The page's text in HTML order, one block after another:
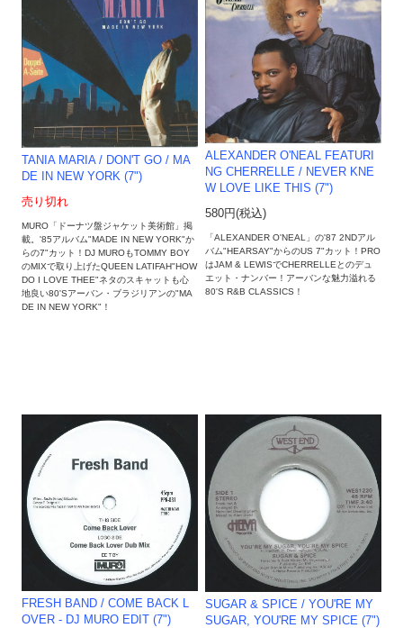
TANIA MARIA / DON'T GO / MA
DE IN NEW YORK (7")
売り切れ
MURO「ドーナツ盤ジャケット美術館」掲
載。'85アルバム"MADE IN NEW YORK"か
らの7"カット！DJ MUROもTOMMY BOY
のMIXで取り上げたQUEEN LATIFAH"HOW
DO I LOVE THEE"ネタのスキャットも心
地良い80'Sアーバン・ブラジリアンの"MA
DE IN NEW YORK"！
ALEXANDER O'NEAL FEATURI
NG CHERRELLE / NEVER KNE
W LOVE LIKE THIS (7")
580円(税込)
「ALEXANDER O'NEAL」の'87 2NDアル
バム"HEARSAY"からのUS 7"カット！PRO
はJAM & LEWISでCHERRELLEとのデュ
エット・ナンバー！アーバンな魅力溢れる
80'S R&B CLASSICS！
FRESH BAND / COME BACK L
OVER - DJ MURO EDIT (7")
SUGAR & SPICE / YOU'RE MY
SUGAR, YOU'RE MY SPICE (7")